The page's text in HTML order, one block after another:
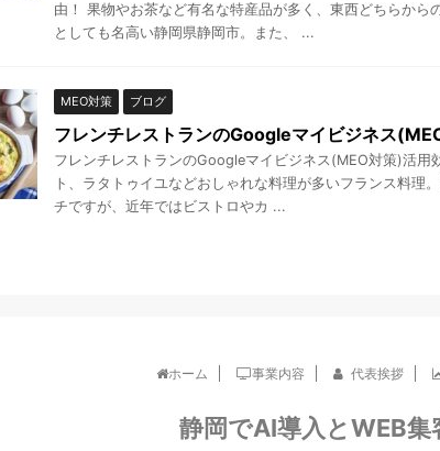
由！ 果物やお茶など有名な特産品が多く、東西どちらから
としても名高い静岡県静岡市。また、 ...
MEO対策 ブログ
フレンチレストランのGoogleマイビジネス
フレンチレストランのGoogleマイビジネス(MEO対策)活用
ト、ラタトゥイユなどおしゃれな料理が多いフランス料理
チですが、近年ではビストロやカ ...
ホーム 事業内容 代表挨拶
静岡でAI導入とWEB